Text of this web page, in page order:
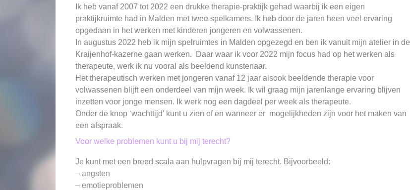
Ik heb vanaf 2007 tot 2022 een drukke therapie-praktijk gehad waarbij ik een eigen
praktijkruimte had in Malden met twee spelkamers. Ik heb door de jaren heen veel ervaring
opgedaan in het werken met kinderen jongeren en volwassenen.
In augustus 2022 heb ik mijn spelruimtes in Malden opgezegd en ben ik vanuit mijn atelier in de
Kraijenhof-kazerne gaan werken. Daar waar ik voor 2022 mijn focus had op het werken als
therapeute, werk ik nu vooral als beeldend kunstenaar.
Het therapeutisch werken met jongeren vanaf 12 jaar alsook beeldende therapie voor
volwassenen blijft een onderdeel van mijn week. Ik wil graag mijn jarenlange ervaring blijven
inzetten voor jonge mensen.
Ik werk nog een dagdeel per week als therapeute.
Onder de knop ‘wachttijd’ kunt u zien of en wanneer er mogelijkheden zijn voor het maken van
een afspraak.
Voor welke problemen kunt u bij mij terecht?
Je kunt met een breed scala aan hulpvragen bij mij terecht. Bijvoorbeeld:
– angsten
– emotieproblemen